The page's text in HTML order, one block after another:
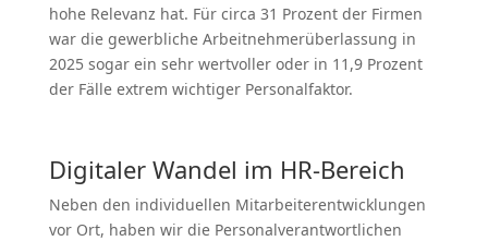
hohe Relevanz hat. Für circa 31 Prozent der Firmen
war die gewerb­liche Arbeit­neh­mer­über­lassung in
2025 sogar ein sehr wertvoller oder in 11,9 Prozent
der Fälle extrem wichtiger Perso­nal­faktor.
Digitaler Wandel im HR-Bereich
Neben den indivi­du­ellen Mitar­bei­ter­ent­wick­lungen
vor Ort, haben wir die Perso­nal­ver­ant­wort­lichen